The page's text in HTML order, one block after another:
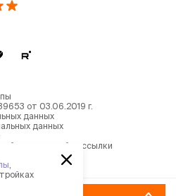
от 03.06.2019 г.
данных
данных
и рекламной рассылки